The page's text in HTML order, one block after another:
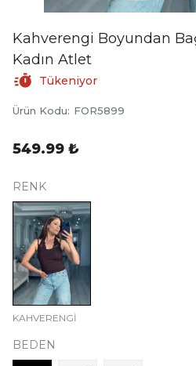
Kahverengi Boyundan
Kadın Atlet
Tükeniyor
Ürün Kodu: FOR5899
549.99 ₺
RENK
KAHVERENGİ
BEDEN